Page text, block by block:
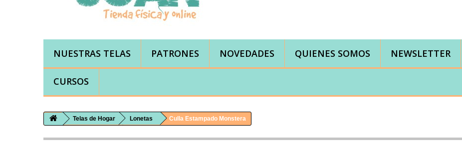
NUESTRAS TELAS PATRONES NOVEDADES QUIENES SOMOS NEWSLETTER
CURSOS
Telas de Hogar Lonetas Culla Estampado Monstera